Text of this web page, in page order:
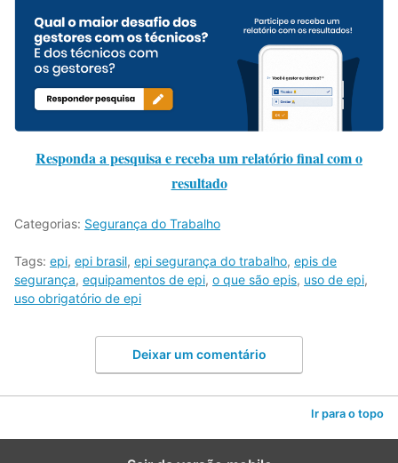
Responda a pesquisa e receba um relatório final com o
resultado
Categorias: Segurança do Trabalho
Tags: epi, epi brasil, epi segurança do trabalho, epis de
segurança, equipamentos de epi, o que são epis, uso de epi,
uso obrigatório de epi
Deixar um comentário
Ir para o topo